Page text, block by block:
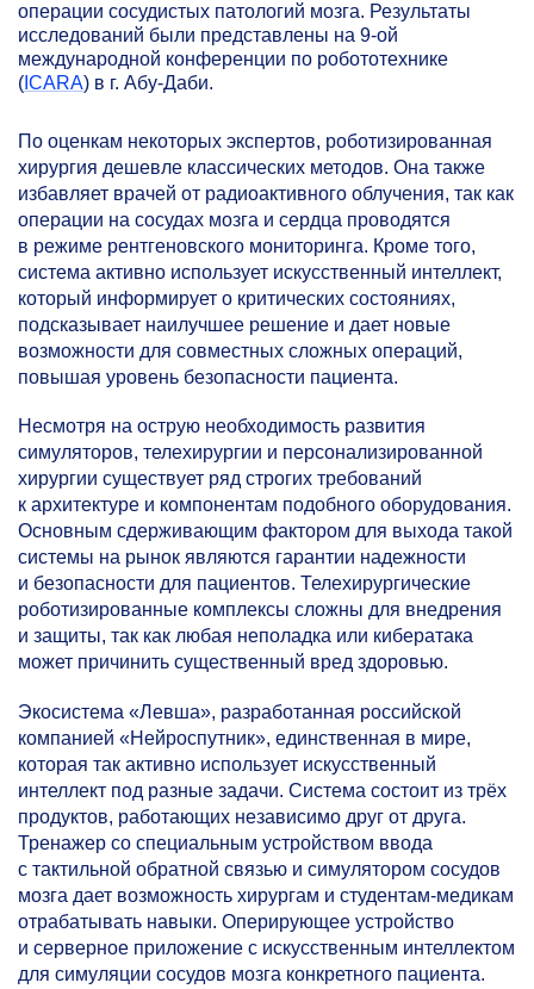
операции сосудистых патологий мозга. Результаты
исследований были представлены на 9-ой
международной конференции по робототехнике
( ICARA) в г. Абу-Даби.
По оценкам некоторых экспертов, роботизированная
хирургия дешевле классических методов. Она также
избавляет врачей от радиоактивного облучения, так как
операции на сосудах мозга и сердца проводятся
в режиме рентгеновского мониторинга. Кроме того,
система активно использует искусственный интеллект,
который информирует о критических состояниях,
подсказывает наилучшее решение и дает новые
возможности для совместных сложных операций,
повышая уровень безопасности пациента.
Несмотря на острую необходимость развития
симуляторов, телехирургии и персонализированной
хирургии существует ряд строгих требований
к архитектуре и компонентам подобного оборудования.
Основным сдерживающим фактором для выхода такой
системы на рынок являются гарантии надежности
и безопасности для пациентов. Телехирургические
роботизированные комплексы сложны для внедрения
и защиты, так как любая неполадка или кибератака
может причинить существенный вред здоровью.
Экосистема «Левша», разработанная российской
компанией «Нейроспутник», единственная в мире,
которая так активно использует искусственный
интеллект под разные задачи. Система состоит из трёх
продуктов, работающих независимо друг от друга.
Тренажер со специальным устройством ввода
с тактильной обратной связью и симулятором сосудов
мозга дает возможность хирургам и студентам-медикам
отрабатывать навыки. Оперирующее устройство
и серверное приложение с искусственным интеллектом
для симуляции сосудов мозга конкретного пациента.